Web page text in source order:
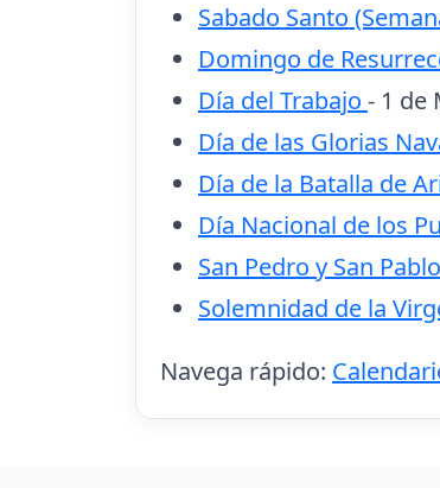
Sabado Santo
Domingo de
Día del Trabajo - 1 de
Día de las Glorias
Día de la Batalla de
Día Nacional de los
San Pedro y San Pablo
Solemnidad de la
Navega rápido: